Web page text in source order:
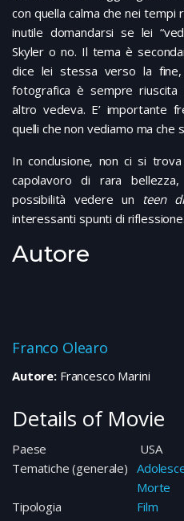
con quella calma che nei tempi
inutile domandarsi se lei
Skyler o no. Il tema è
dice lei stessa verso la
fotografica è sempre riuscita
altro vedeva. E’ importante
quelli che non vediamo ma che
In conclusione, non ci si
capolavoro di rara
possibilità vedere un teen
interessanti spunti di riflessione.
Autore
Franco Olearo
Autore:Francesco Marini
Details of Movie
Paese
USA
Tematiche (generale)
Morte
Tipologia
Film